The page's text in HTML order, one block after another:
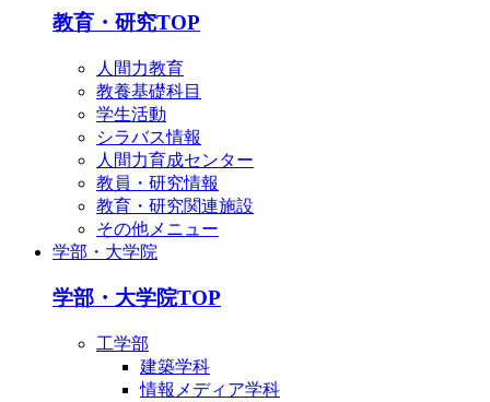
教育・研究TOP
人間力教育
教養基礎科目
学生活動
シラバス情報
人間力育成センター
教員・研究情報
教育・研究関連施設
その他メニュー
学部・大学院
学部・大学院TOP
工学部
建築学科
情報メディア学科